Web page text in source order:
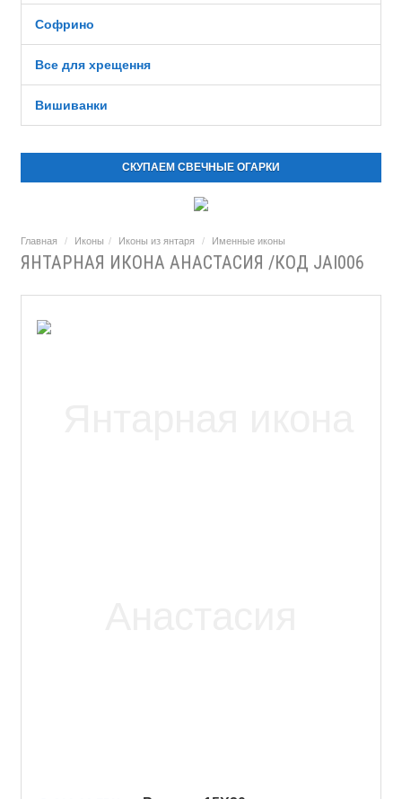
Софрино
Все для хрещення
Вишиванки
СКУПАЕМ СВЕЧНЫЕ ОГАРКИ
Главная Иконы Иконы из янтаря Именные иконы
ЯНТАРНАЯ ИКОНА АНАСТАСИЯ /КОД JAI006